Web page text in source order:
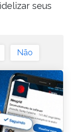
seus
Não